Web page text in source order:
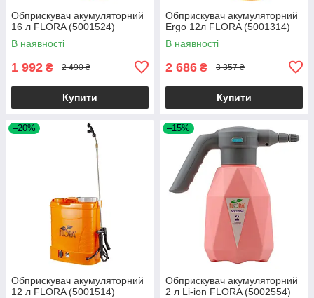
Обприскувач акумуляторний
16 л FLORA (5001524)
В наявності
1 992 ₴ 2 490 ₴
Купити
Обприскувач акумуляторний
Ergo 12л FLORA (5001314)
В наявності
2 686 ₴ 3 357 ₴
Купити
–20%
Обприскувач акумуляторний
12 л FLORA (5001514)
–15%
Обприскувач акумуляторний
2 л Li-ion FLORA (5002554)